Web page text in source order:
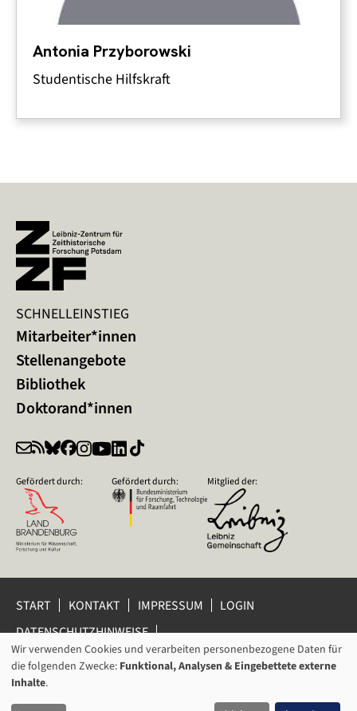
Antonia Przyborowski
Studentische Hilfskraft
SCHNELLEINSTIEG
Mitarbeiter*innen
Stellenangebote
Bibliothek
Doktorand*innen
Gefördert durch: Gefördert durch: Mitglied der:
START KONTAKT IMPRESSUM
LOGIN
DATENSCHUTZHINWEISE
DATENSCHUTZ-EINSTELLUNGEN
HINWEISGEBERSCHUTZ
VERWENDUNG
VON
Wir verwenden Cookies und verarbeiten personenbezogene Daten für
die folgenden Zwecke: Funktional, Analysen & Eingebettete externe
Inhalte.